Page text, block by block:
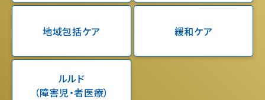
地域包括ケア 緩和ケア
ルルド
（障害児・者医療）